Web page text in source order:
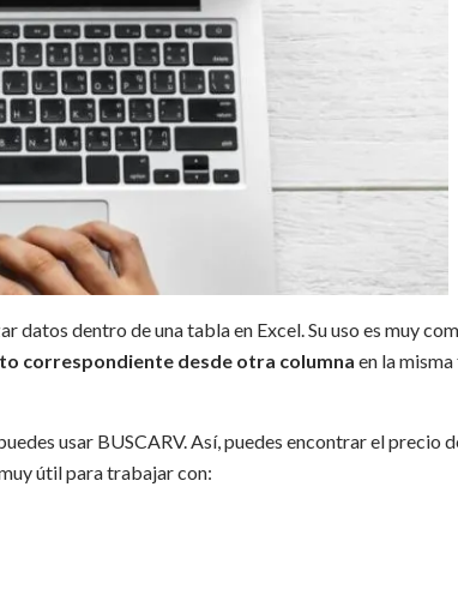
dentro de una tabla en Excel. Su uso es muy
correspondiente desde otra columna en la
usar BUSCARV. Así, puedes encontrar el precio
útil para trabajar con: